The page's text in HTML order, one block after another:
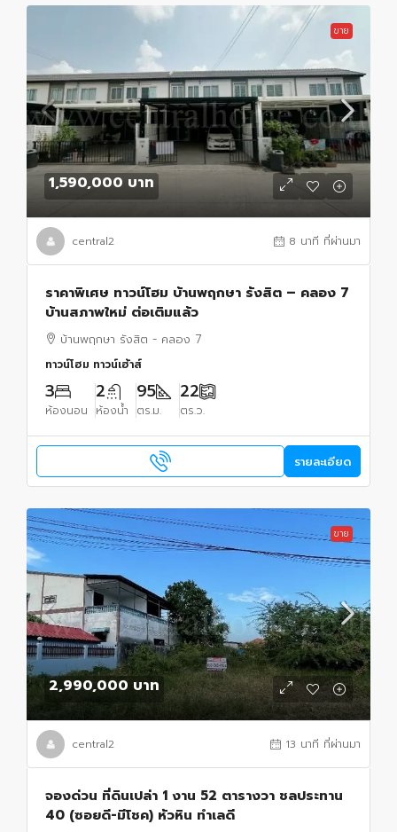
ขาย
1,590,000 บาท
central2 8 นาที ที่ผ่านมา
ราคาพิเศษ ทาวน์โฮม บ้านพฤกษา รังสิต – คลอง 7
บ้านสภาพใหม่ ต่อเติมแล้ว
บ้านพฤกษา รังสิต - คลอง 7
ทาวน์โฮม ทาวน์เฮ้าส์
3
ห้องนอน
2
ห้องน้ำ
95
ตร.ม.
22
ตร.ว.
รายละเอียด
ขาย
2,990,000 บาท
central2 13 นาที ที่ผ่านมา
จองด่วน ที่ดินเปล่า 1 งาน 52 ตารางวา ชลประทาน
40 (ซอยดี-มีโชค) หัวหิน ทำเลดี